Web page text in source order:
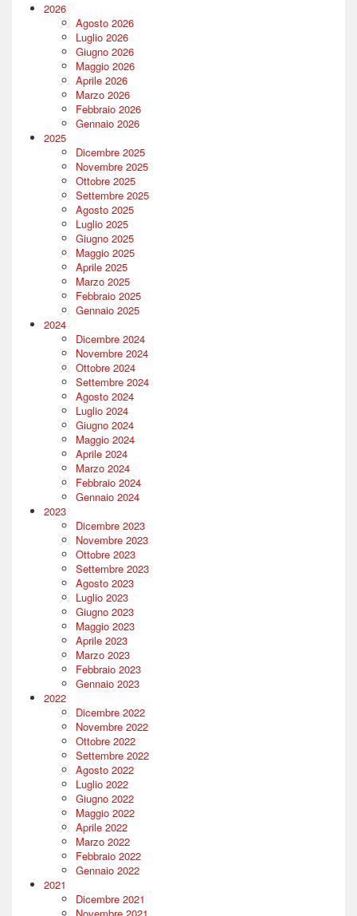
2026
Agosto 2026
Luglio 2026
Giugno 2026
Maggio 2026
Aprile 2026
Marzo 2026
Febbraio 2026
Gennaio 2026
2025
Dicembre 2025
Novembre 2025
Ottobre 2025
Settembre 2025
Agosto 2025
Luglio 2025
Giugno 2025
Maggio 2025
Aprile 2025
Marzo 2025
Febbraio 2025
Gennaio 2025
2024
Dicembre 2024
Novembre 2024
Ottobre 2024
Settembre 2024
Agosto 2024
Luglio 2024
Giugno 2024
Maggio 2024
Aprile 2024
Marzo 2024
Febbraio 2024
Gennaio 2024
2023
Dicembre 2023
Novembre 2023
Ottobre 2023
Settembre 2023
Agosto 2023
Luglio 2023
Giugno 2023
Maggio 2023
Aprile 2023
Marzo 2023
Febbraio 2023
Gennaio 2023
2022
Dicembre 2022
Novembre 2022
Ottobre 2022
Settembre 2022
Agosto 2022
Luglio 2022
Giugno 2022
Maggio 2022
Aprile 2022
Marzo 2022
Febbraio 2022
Gennaio 2022
2021
Dicembre 2021